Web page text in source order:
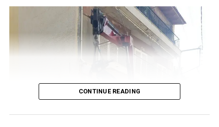
CONTINUE READING